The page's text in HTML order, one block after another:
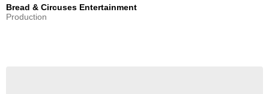
Bread & Circuses Entertainment
Production